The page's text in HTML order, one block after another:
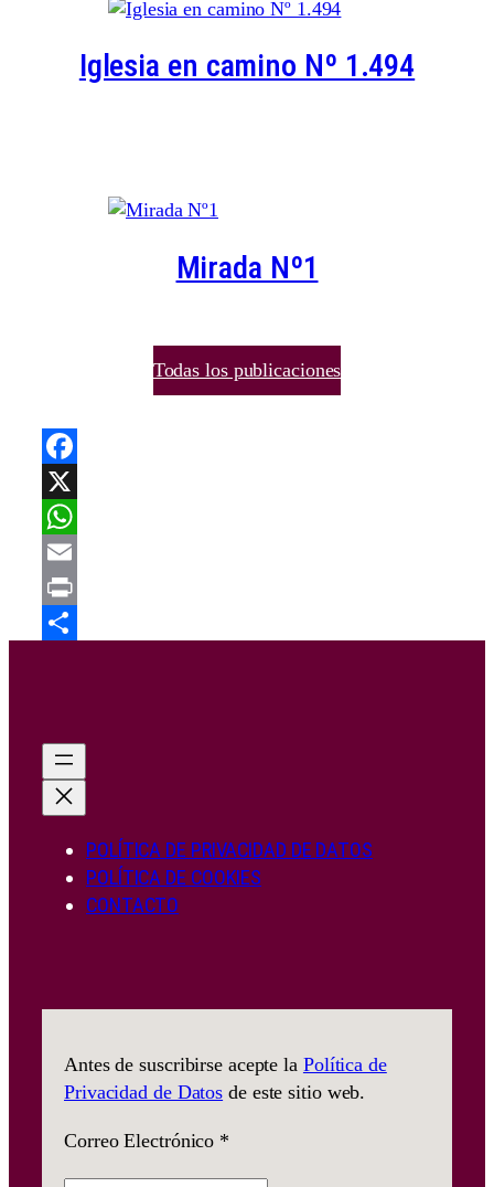
Iglesia en camino Nº 1.494
Mirada Nº1
Todas los publicaciones
Facebook
X
WhatsApp
Email
Print
POLÍTICA DE PRIVACIDAD DE DATOS
POLÍTICA DE COOKIES
CONTACTO
Antes de suscribirse acepte la Política de
Privacidad de Datos de este sitio web.
Correo Electrónico *